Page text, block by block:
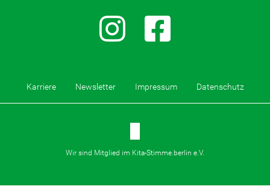
Karriere Newsletter Impressum Datenschutz
Wir sind Mitglied im Kita-Stimme.berlin e.V.